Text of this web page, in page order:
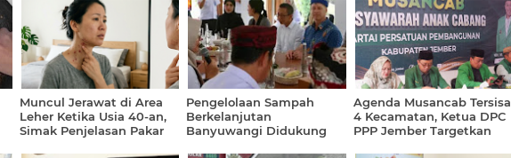
Muncul Jerawat di Area
Leher Ketika Usia 40-an,
Simak Penjelasan Pakar
Pengelolaan Sampah
Berkelanjutan
Banyuwangi Didukung
Agenda Musancab Tersisa
4 Kecamatan, Ketua DPC
PPP Jember Targetkan